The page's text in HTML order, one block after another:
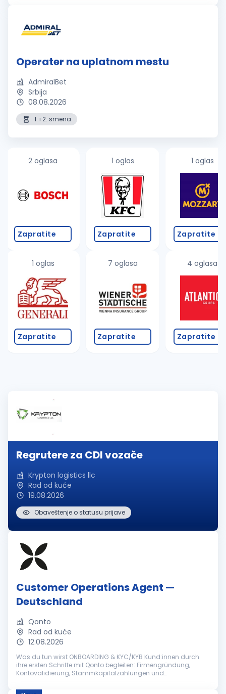
Operater na uplatnom mestu
AdmiralBet
Srbija
08.08.2026
1. i 2. smena
2 oglasa
Zapratite
1 oglas
Zapratite
1 oglas
Zapratite
7 oglasa
Zapratite
1 oglas
Zapratite
4 oglasa
Zapratite
Regrutere za CDl vozače
Krypton logistics llc
Rad od kuće
19.08.2026
Obaveštenje o statusu prijave
Customer Operations Agent —
Deutschland
Qonto
Rad od kuće
12.08.2026
Was du tun wirst ONBOARDING & KYC/KYB Kund:innen durch
ihre ersten Schritte mit Qonto begleiten: Firmengründung,
Kontovalidierung, Stammkapitalzahlungen und
Regulierte Onboarding-Prozesse veran...